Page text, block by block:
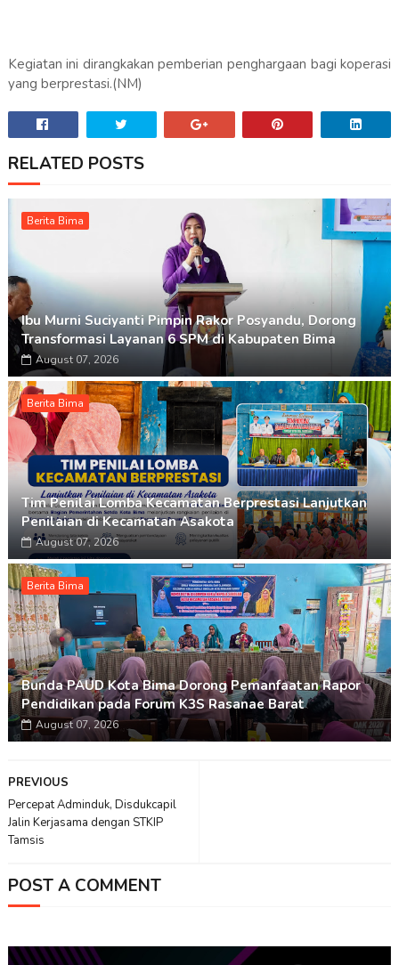
Kegiatan ini dirangkakan pemberian penghargaan bagi koperasi
yang berprestasi.(NM)
RELATED POSTS
Berita Bima
Ibu Murni Suciyanti Pimpin Rakor Posyandu, Dorong
Transformasi Layanan 6 SPM di Kabupaten Bima
August 07, 2026
Berita Bima
Tim Penilai Lomba Kecamatan Berprestasi Lanjutkan
Penilaian di Kecamatan Asakota
August 07, 2026
Berita Bima
Bunda PAUD Kota Bima Dorong Pemanfaatan Rapor
Pendidikan pada Forum K3S Rasanae Barat
August 07, 2026
PREVIOUS
Percepat Adminduk, Disdukcapil
Jalin Kerjasama dengan STKIP
Tamsis
POST A COMMENT